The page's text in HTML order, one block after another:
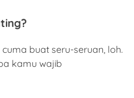
buat seru-seruan, loh.
kamu wajib